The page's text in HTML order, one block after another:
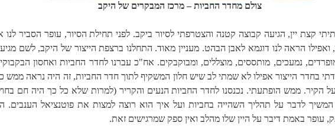
צולם מחדר החביות – מרכז המבקרים של היקב
קצת יין, הגיעה קבוצה קטנה והצטרפתי לסיור ביקב. לפני תחילת הסיור, עופר הסביר לנו
ואפילו הראה לנו דוגמא לאבן הבהט. מעניין מאוד. התחלנו ברצפת הייצור של היקב, לשם
נמעכים, מותססים, מוצללים, ומבוקבקים. אח"כ עברנו לחדר החביות ואחסון
בחדר הייצור אפילו לא שמתי לב שיש חלון המשקיף לתוך חדר החביות, זה היה נראה ממש
הקיר. ממש הופתעתי. נכנסנו לחדר החביות הנעים והקריר (למרות שלא כל כך היה חם
לדבר על תהליך השהייה בחביות ועל איך הוא רוצה למצות את פוטנציאל הענבים.
עופר באמת דיבר על היין שלו מהלב ואין ספק שמרגישים זאת.